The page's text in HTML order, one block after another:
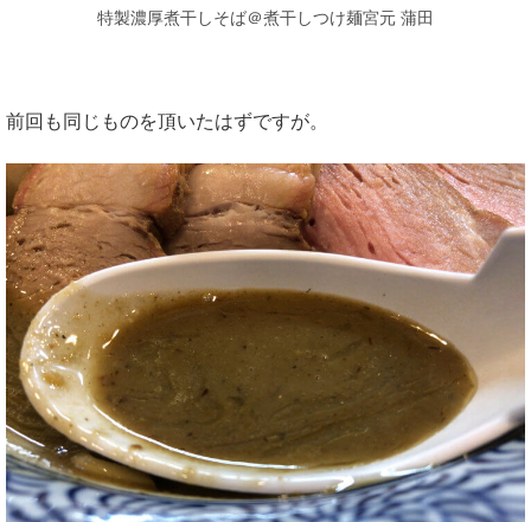
特製濃厚煮干しそば＠煮干しつけ麺宮元 蒲田
前回も同じものを頂いたはずですが。